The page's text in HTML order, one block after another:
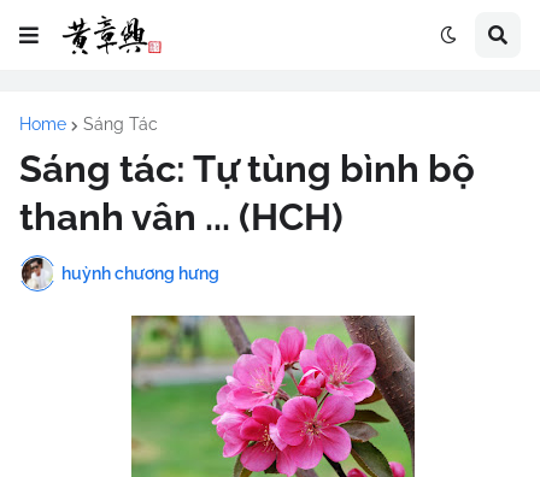
Home Sáng Tác
Sáng tác: Tự tùng bình bộ
thanh vân ... (HCH)
huỳnh chương hưng